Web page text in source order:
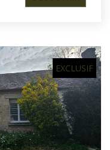
26 61 97 45
cheminée, une
deux avec point
ainsi qu'une
accueille
indépendant
cette
de modernisation
révéler tout son
volumes et
amateurs de
sur les
EXCLUSIF